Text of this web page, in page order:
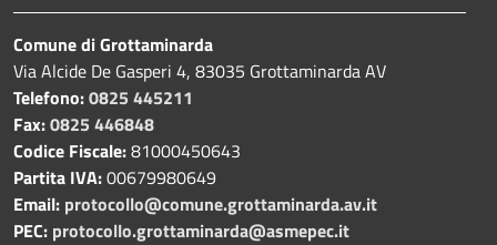
Comune di Grottaminarda
Via Alcide De Gasperi 4, 83035 Grottaminarda AV
Telefono:0825 445211
Fax:0825 446848
Codice Fiscale:81000450643
Partita IVA:00679980649
Email: protocollo@comune.grottaminarda.av.it
PEC: protocollo.grottaminarda@asmepec.it